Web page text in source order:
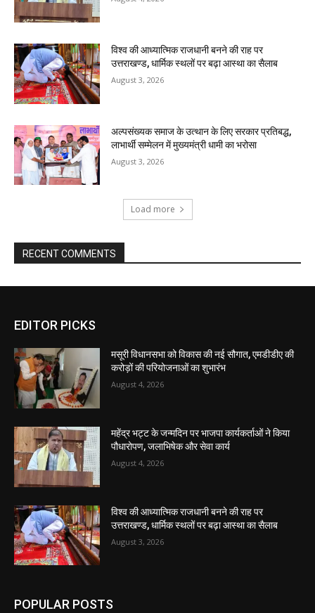
EDITOR PICKS
मसूरी विधानसभा को विकास की नई सौगात, एमडीडीए की
करोड़ों की परियोजनाओं का शुभारंभ
August 4, 2026
महेंद्र भट्ट के जन्मदिन पर भाजपा कार्यकर्ताओं ने किया
पौधारोपण, जलाभिषेक और सेवा कार्य
August 4, 2026
विश्व की आध्यात्मिक राजधानी बनने की राह पर
उत्तराखण्ड, धार्मिक स्थलों पर बढ़ा आस्था का सैलाब
August 3, 2026
POPULAR POSTS